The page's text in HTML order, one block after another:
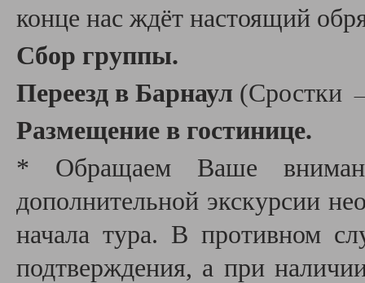
конце нас ждёт настоящий
Сбор группы.
Переезд в Барнаул (Сростки
Размещение в гостинице.
* Обращаем Ваше
дополнительной экскурсии
начала тура. В противном
подтверждения, а при